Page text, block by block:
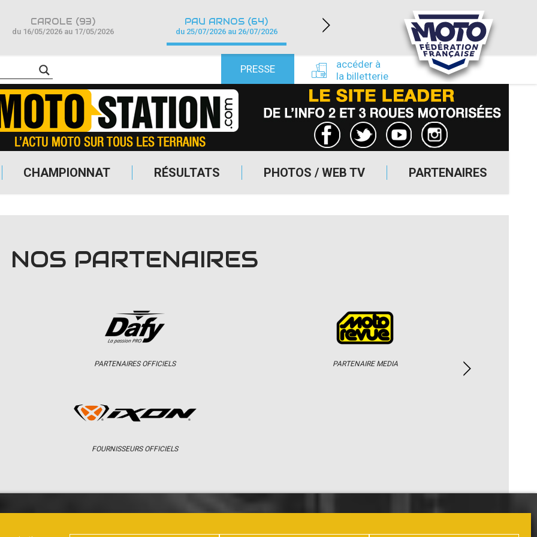
CHAMPIONNAT RÉSULTATS PHOTOS / WEB TV PARTENAIRES
PRESSE
accéder à
la billetterie
CAROLE (93)
du 16/05/2026 au 17/05/2026
PAU ARNOS (64)
du 25/07/2026 au 26/07/2026
LÉDENON (30)
du 22/08/2026 au 23/08/2026
NOS PARTENAIRES
PARTENAIRES OFFICIELS
FOURNISSEURS OFFICIELS
PARTENAIRE MEDIA
CHAMPIONNAT RÉSULTATS PHOTOS / WEB TV PARTENAIRES